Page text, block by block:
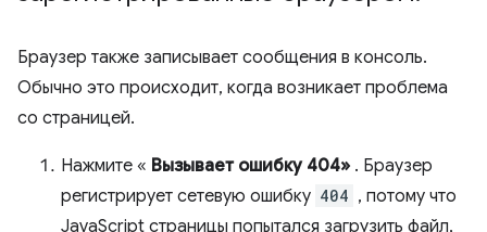
Браузер также записывает сообщения в консоль.
Обычно это происходит, когда возникает проблема
со страницей.
Нажмите « Вызывает ошибку 404» . Браузер
регистрирует сетевую ошибку 404 , потому что
JavaScript страницы попытался загрузить файл,